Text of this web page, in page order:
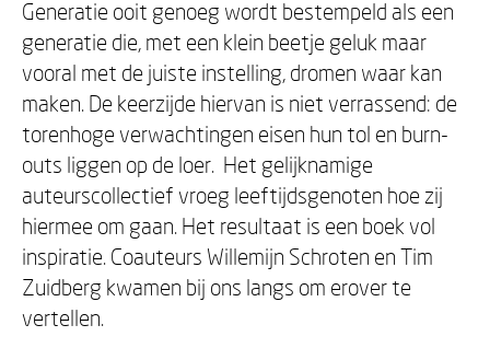
Generatie ooit genoeg wordt bestempeld als een
generatie die, met een klein beetje geluk maar
vooral met de juiste instelling, dromen waar kan
maken. ⁠De keerzijde hiervan is niet verrassend: de
torenhoge verwachtingen eisen hun tol en burn-
outs liggen op de loer.⁠ ⁠ Het gelijknamige
auteurscollectief vroeg leeftijdsgenoten hoe zij
hiermee om gaan. Het resultaat is een boek vol
inspiratie. Coauteurs Willemijn Schroten en Tim
Zuidberg kwamen bij ons langs om erover te
vertellen.